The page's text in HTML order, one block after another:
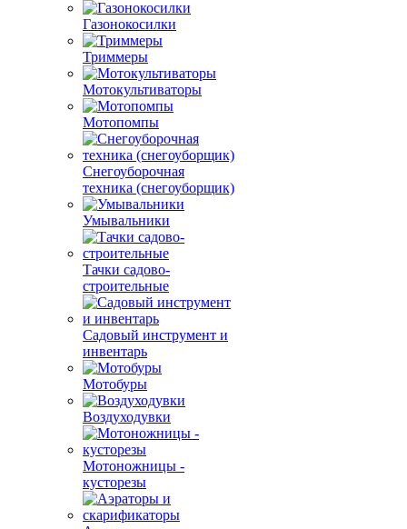
Газонокосилки
Триммеры
Мотокультиваторы
Мотопомпы
Снегоуборочная
техника (снегоуборщик)
Умывальники
Тачки садово-
строительные
Садовый инструмент и
инвентарь
Мотобуры
Воздуходувки
Мотоножницы -
кусторезы